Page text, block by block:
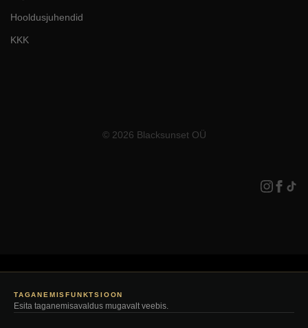
Hooldusjuhendid
KKK
© 2026 Blacksunset OÜ
TAGANEMISFUNKTSIOON
Esita taganemisavaldus mugavalt veebis.